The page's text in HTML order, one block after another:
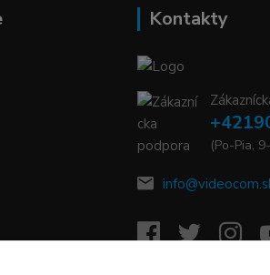
Kontakty
(Po-Pia,